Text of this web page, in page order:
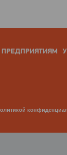
ПРЕДПРИЯТИЯМ